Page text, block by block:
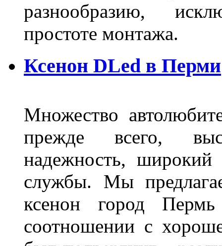
разнообразию,
простоте монтажа.
Ксенон DLed в Перми
Множество
прежде всего,
надежность, широкий
службы. Мы
ксенон город
соотношении с